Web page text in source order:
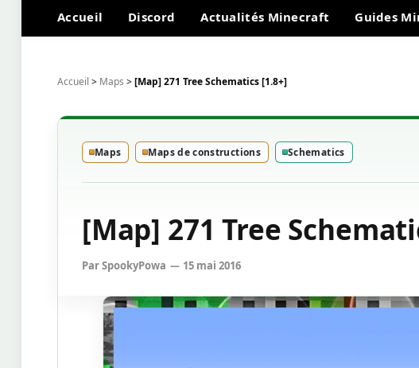
Accueil Discord Actualités Minecraft Guides
Accueil > Maps >[Map] 271 Tree Schematics [1.8+]
Maps Maps de constructions Schematics
[Map] 271 Tree
ParSpookyPowa 15 mai 2016